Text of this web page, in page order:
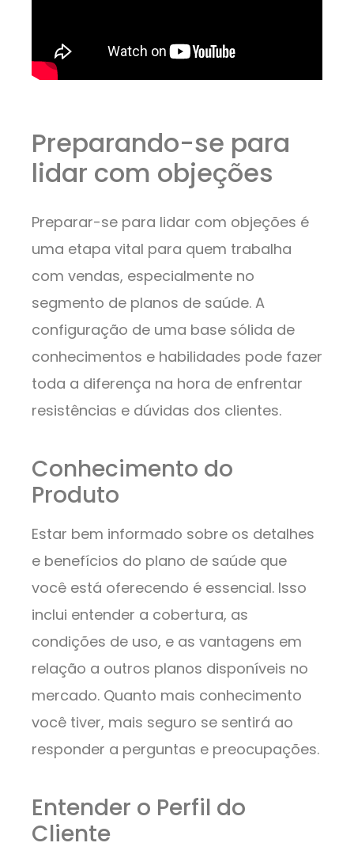
Preparando-se para
lidar com objeções
Preparar-se para lidar com objeções é
uma etapa vital para quem trabalha
com vendas, especialmente no
segmento de planos de saúde. A
configuração de uma base sólida de
conhecimentos e habilidades pode fazer
toda a diferença na hora de enfrentar
resistências e dúvidas dos clientes.
Conhecimento do
Produto
Estar bem informado sobre os detalhes
e benefícios do plano de saúde que
você está oferecendo é essencial. Isso
inclui entender a cobertura, as
condições de uso, e as vantagens em
relação a outros planos disponíveis no
mercado. Quanto mais conhecimento
você tiver, mais seguro se sentirá ao
responder a perguntas e preocupações.
Entender o Perfil do
Cliente